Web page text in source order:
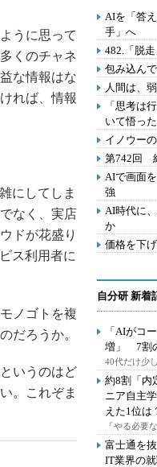
うに思って
くのチャネ
な情報はな
れば、情報
にしてしま
なく、実店
ドが花盛り
ス利用者に
ノゴトを複
だろうか。
いうのはど
。
これぞま
AIを「答
手」へ
482.「脱
包み込ん
人間は、
「思考は
いて悟っ
イノウー
第742回
AIで画面
強
AI時代に
か
価格を下
自分研 新着
「AIがコ
増」 7割
40代だけ少
約8割「内
ニア自主
えた1位は
「やる必要
富士通を
IT業界の